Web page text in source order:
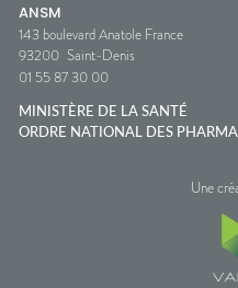
ANSM
143 boulevard Anatole France
93200 Saint-Denis
01 55 87 30 00
MINISTÈRE DE LA SANTÉ
ORDRE NATIONAL DES
Une